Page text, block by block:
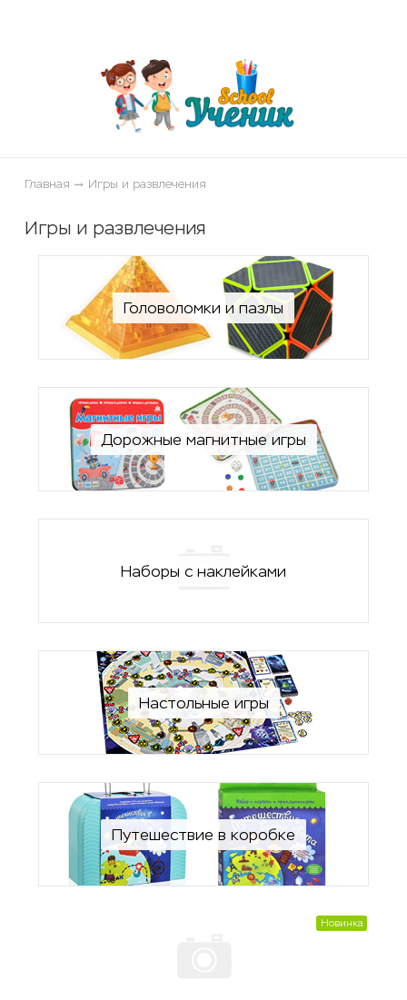
Главная Игры и развлечения
Игры и развлечения
Головоломки и пазлы
Дорожные магнитные игры
Наборы с наклейками
Настольные игры
Путешествие в коробке
Новинка